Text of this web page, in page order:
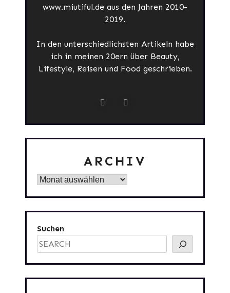
www.miutiful.de aus den Jahren 2010-
2019.
In den unterschiedlichsten Artikeln habe
ich in meinen 20ern über Beauty,
Lifestyle, Reisen und Food geschrieben.
ARCHIV
Archiv
Suchen